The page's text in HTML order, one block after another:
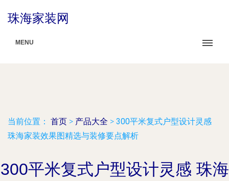
珠海家装网
MENU
当前位置： 首页 > 产品大全 > 300平米复式户型设计灵感
珠海家装效果图精选与装修要点解析
300平米复式户型设计灵感 珠海